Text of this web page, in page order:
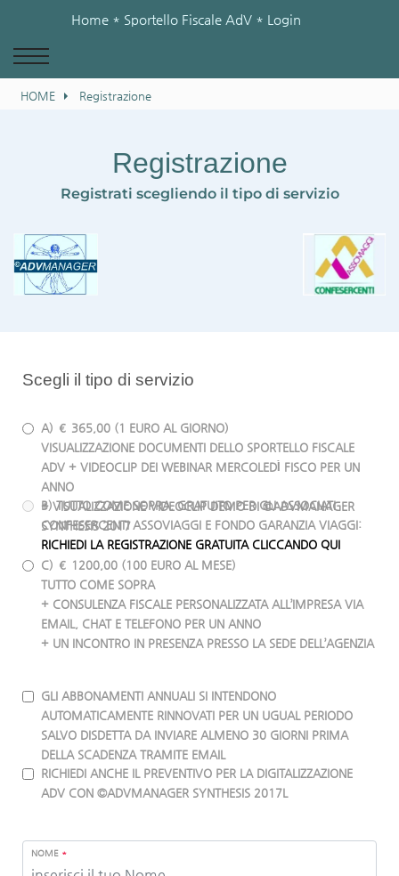
Home * Sportello Fiscale AdV * Login
HOME Registrazione
Registrazione
Registrati scegliendo il tipo di servizio
Scegli il tipo di servizio
A) € 365,00 (1 EURO AL GIORNO)
VISUALIZZAZIONE DOCUMENTI DELLO SPORTELLO FISCALE
ADV + VIDEOCLIP DEI WEBINAR MERCOLEDÌ FISCO PER UN
ANNO
+ VISUALIZZAZIONE VIDEOCLIP DEMO DI ©ADVMANAGER
SYNTHESIS 2017
B) TUTTO COME SOPRA, GRATUITO PER GLI ASSOCIATI
CONFESERCENTI ASSOVIAGGI E FONDO GARANZIA VIAGGI:
RICHIEDI LA REGISTRAZIONE GRATUITA CLICCANDO QUI
C) € 1200,00 (100 EURO AL MESE)
TUTTO COME SOPRA
+ CONSULENZA FISCALE PERSONALIZZATA ALL’IMPRESA VIA
EMAIL, CHAT E TELEFONO PER UN ANNO
+ UN INCONTRO IN PRESENZA PRESSO LA SEDE DELL’AGENZIA
GLI ABBONAMENTI ANNUALI SI INTENDONO
AUTOMATICAMENTE RINNOVATI PER UN UGUAL PERIODO
SALVO DISDETTA DA INVIARE ALMENO 30 GIORNI PRIMA
DELLA SCADENZA TRAMITE EMAIL
RICHIEDI ANCHE IL PREVENTIVO PER LA DIGITALIZZAZIONE
ADV CON ©ADVMANAGER SYNTHESIS 2017L
NOME *